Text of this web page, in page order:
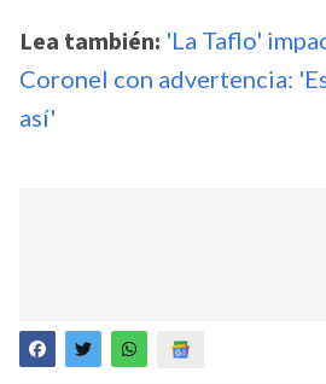
Lea también: 'La Taflo'
Coronel con advertencia:
así'